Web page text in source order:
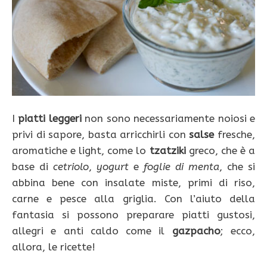
I piatti leggerinon sono necessariamente noiosi e
privi di sapore, basta arricchirli consalsefresche,
aromatiche e light, come lo tzatzikigreco, che è a
base di cetriolo, yogurt e foglie di menta, che si
abbina bene con insalate miste, primi di riso,
carne e pesce alla griglia. Con l’aiuto della
fantasia si possono preparare piatti gustosi,
allegri e anti caldo come il gazpacho; ecco,
allora, le ricette!